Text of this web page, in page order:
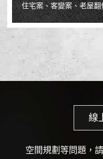
住宅案、客變案、老屋翻
線
空間規劃等問題，